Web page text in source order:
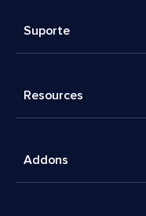
Suporte
Resources
Addons